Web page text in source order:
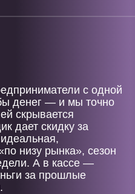
с одной
денег — и мы точно
скрывается
дает скидку за
низу рынка», сезон
А в кассе —
за прошлые